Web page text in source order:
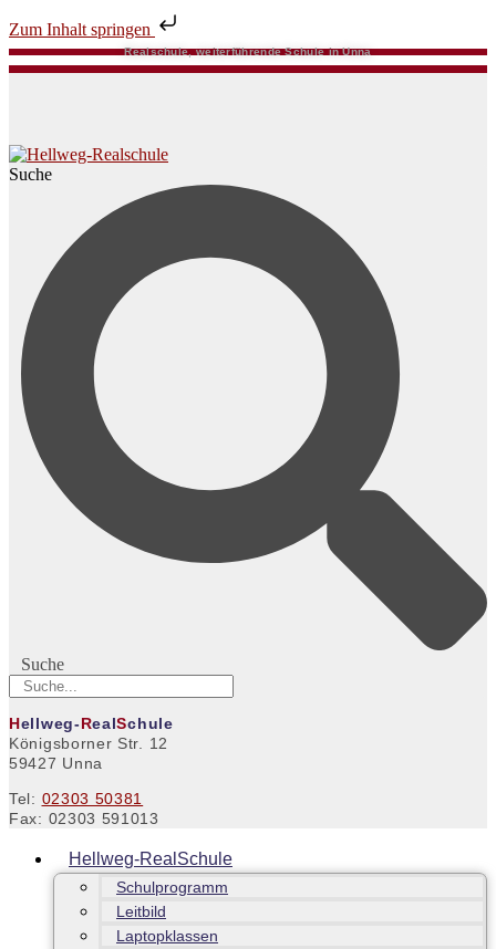
Zum Inhalt springen
Realschule, weiterführende Schule in Unna
Suche
Suche
Hellweg-RealSchule
Königsborner Str. 12
59427 Unna
Tel: 02303 50381
Fax: 02303 591013
Hellweg-RealSchule
Schulprogramm
Leitbild
Laptopklassen